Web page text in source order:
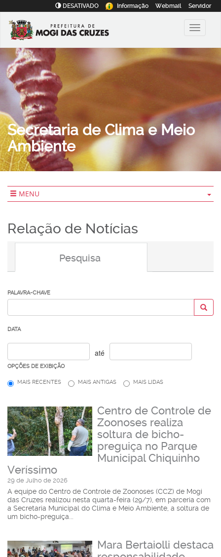
DESATIVADO Informação Webmail Servidor
Secretaria de Clima e Meio
Ambiente
MENU
Relação de Notícias
Pesquisa
PALAVRA-CHAVE
DATA
até
OPÇÕES DE EXIBIÇÃO
MAIS RECENTES MAIS ANTIGAS MAIS LIDAS
Centro de Controle de
Zoonoses realiza
soltura de bicho-
preguiça no Parque
Municipal Chiquinho
Veríssimo
29 de Julho de 2026
A equipe do Centro de Controle de Zoonoses (CCZ) de Mogi
das Cruzes realizou nesta quarta-feira (29/7), em parceria com
a Secretaria Municipal do Clima e Meio Ambiente, a soltura de
um bicho-preguiça...
Mara Bertaiolli destaca